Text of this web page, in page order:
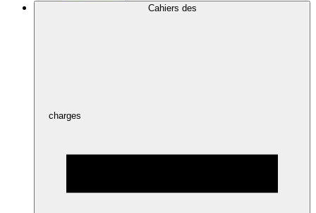
Cahiers des
charges